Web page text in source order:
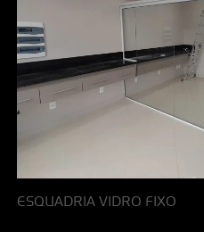
ESQUADRIA VIDRO FIXO